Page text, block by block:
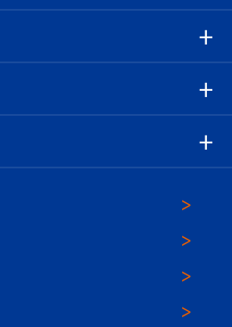
てなしガイド
ブ）
ラム